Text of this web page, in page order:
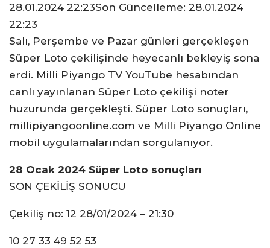
28.01.2024 22:23Son Güncelleme: 28.01.2024
22:23
Salı, Perşembe ve Pazar günleri gerçekleşen
Süper Loto çekilişinde heyecanlı bekleyiş sona
erdi. Milli Piyango TV YouTube hesabından
canlı yayınlanan Süper Loto çekilişi noter
huzurunda gerçekleşti. Süper Loto sonuçları,
millipiyangoonline.com ve Milli Piyango Online
mobil uygulamalarından sorgulanıyor.
28 Ocak 2024 Süper Loto sonuçları
SON ÇEKİLİŞ SONUCU
Çekiliş no: 12 28/01/2024 – 21:30
10 27 33 49 52 53